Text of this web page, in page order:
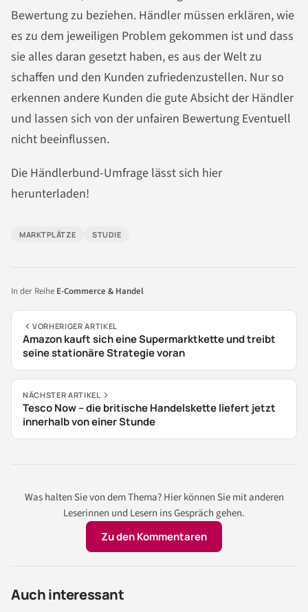
Bewertung zu beziehen. Händler müssen erklären, wie
es zu dem jeweiligen Problem gekommen ist und dass
sie alles daran gesetzt haben, es aus der Welt zu
schaffen und den Kunden zufriedenzustellen. Nur so
erkennen andere Kunden die gute Absicht der Händler
und lassen sich von der unfairen Bewertung Eventuell
nicht beeinflussen.
Die Händlerbund-Umfrage lässt sich hier
herunterladen!
MARKTPLÄTZE STUDIE
In der Reihe E-Commerce & Handel
VORHERIGER ARTIKEL
Amazon kauft sich eine Supermarktkette und treibt
seine stationäre Strategie voran
NÄCHSTER ARTIKEL
Tesco Now – die britische Handelskette liefert jetzt
innerhalb von einer Stunde
Was halten Sie von dem Thema? Hier können Sie mit anderen
Leserinnen und Lesern ins Gespräch gehen.
Zu den Kommentaren
Auch interessant